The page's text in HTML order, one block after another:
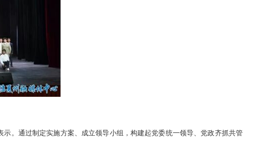
。通过制定实施方案、成立领导小组，构建起党委统一领导、党政齐抓共管